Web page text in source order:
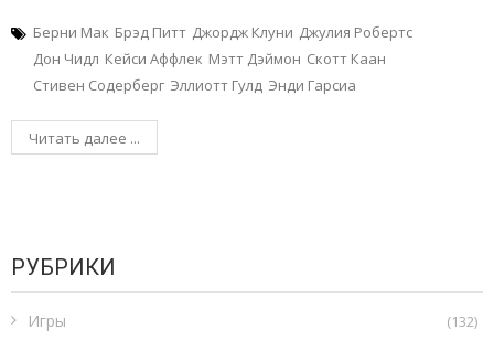
Берни Мак Брэд Питт Джордж Клуни Джулия Робертс
Дон Чидл Кейси Аффлек Мэтт Дэймон Скотт Каан
Стивен Содерберг Эллиотт Гулд Энди Гарсиа
Читать далее ...
РУБРИКИ
Игры (132)